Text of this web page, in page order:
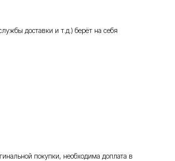
доставки и т.д.) берёт на себя
покупки, необходима доплата в